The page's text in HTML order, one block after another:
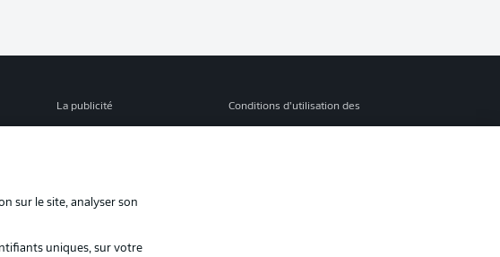
La publicité Conditions d’utilisation des
Impression
sur le site, analyser son
uniques, sur votre